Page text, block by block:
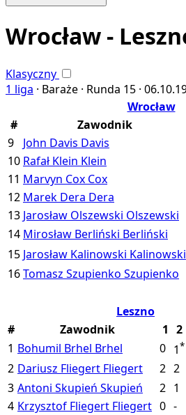
Wrocław -
Klasyczny
1 liga · Baraże · Runda 15 ·
Wrocław
#
Zawodnik
9
John Davis Davis
10 Rafał Klein Klein
11 Marvyn Cox Cox
12 Marek Dera Dera
13 Jarosław Olszewski Olszewski
14 Mirosław Berliński Berliński
15 Jarosław Kalinowski Kalinowski
16Tomasz Szupienko Szupienko
Leszno
#
Zawodnik 1 2
1 Bohumil Brhel Brhel 0 1*
2 Dariusz Fliegert Fliegert 2 2
3 Antoni Skupień Skupień 2 1
4 Krzysztof Fliegert Fliegert 0 -